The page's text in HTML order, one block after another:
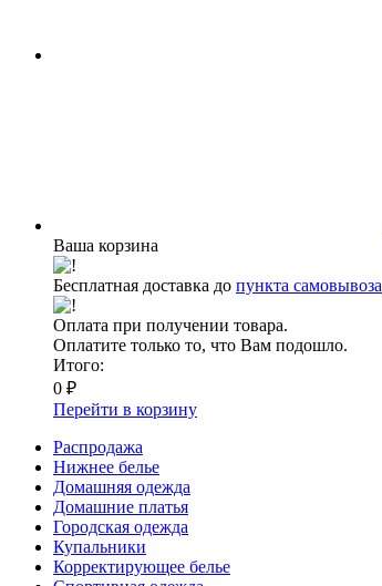
Ваша корзина
Бесплатная доставка до пункта самовывоза
Оплата при получении товара.
Оплатите только то, что Вам подошло.
Итого:
0 ₽
Перейти в корзину
Распродажа
Нижнее белье
Домашняя одежда
Домашние платья
Городская одежда
Купальники
Корректирующее белье